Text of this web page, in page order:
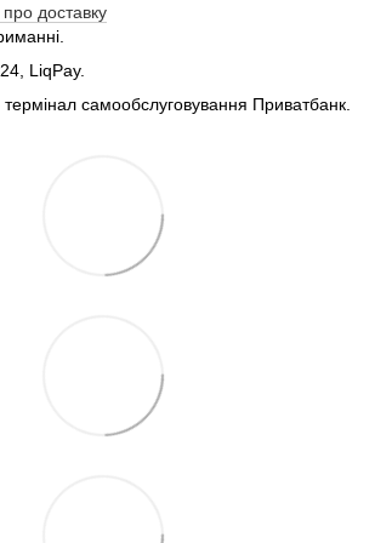
доставку
LiqPay.
самообслуговування Приватбанк.